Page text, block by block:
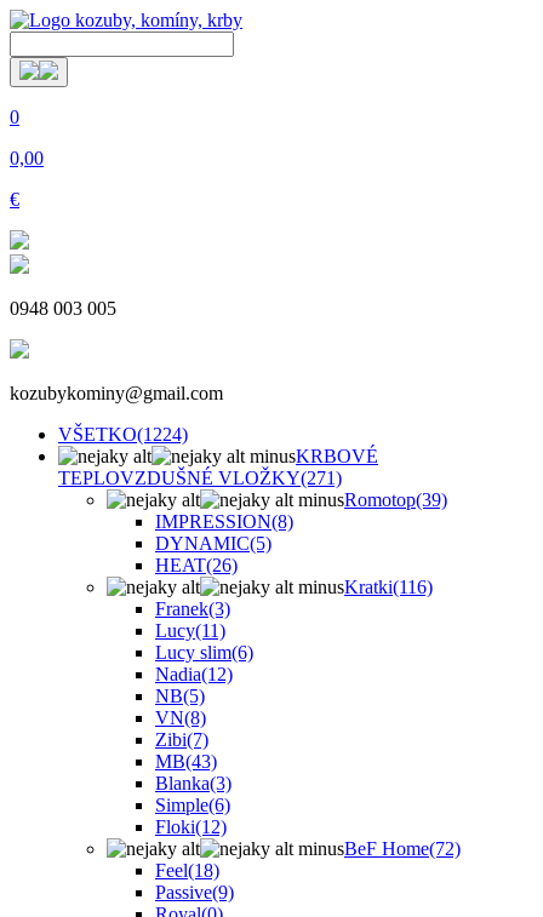
0
0,00
€
0948 003 005
kozubykominy@gmail.com
VŠETKO(1224)
KRBOVÉ
TEPLOVZDUŠNÉ VLOŽKY(271)
Romotop(39)
IMPRESSION(8)
DYNAMIC(5)
HEAT(26)
Kratki(116)
Franek(3)
Lucy(11)
Lucy slim(6)
Nadia(12)
NB(5)
VN(8)
Zibi(7)
MB(43)
Blanka(3)
Simple(6)
Floki(12)
BeF Home(72)
Feel(18)
Passive(9)